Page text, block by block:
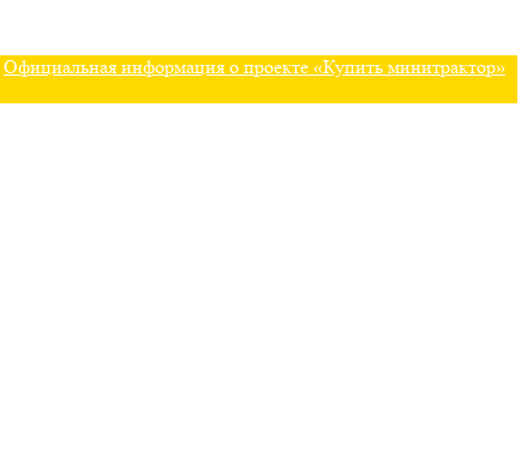
Официальная информация о проекте «Купить минитрактор»